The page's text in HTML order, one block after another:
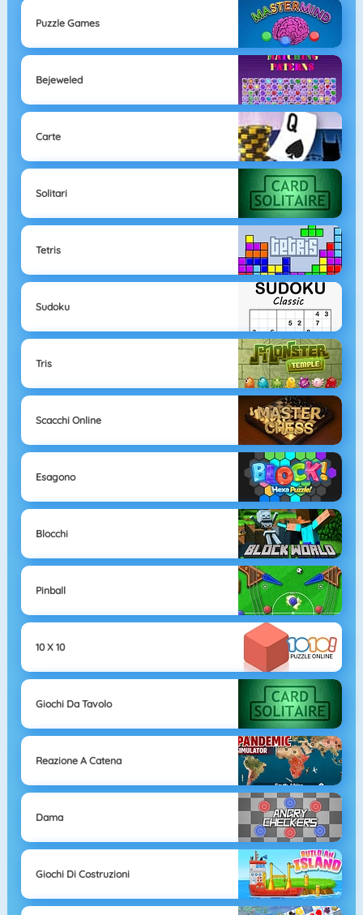
Puzzle Games
Bejeweled
Carte
Solitari
Tetris
Sudoku
Tris
Scacchi Online
Esagono
Blocchi
Pinball
10 X 10
Giochi Da Tavolo
Reazione A Catena
Dama
Giochi Di Costruzioni